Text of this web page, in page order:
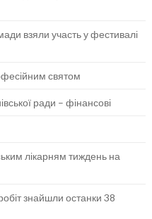
взяли участь у фестивалі
святом
ради – фінансові
лікарням тиждень на
знайшли останки 38